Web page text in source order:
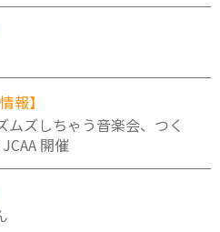
報】
ムズしちゃう音楽会、つく
開催